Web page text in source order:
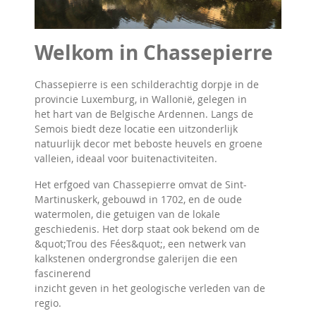
Welkom in Chassepierre
Chassepierre is een schilderachtig dorpje in de
provincie Luxemburg, in Wallonië, gelegen in
het hart van de Belgische Ardennen. Langs de
Semois biedt deze locatie een uitzonderlijk
natuurlijk decor met beboste heuvels en groene
valleien, ideaal voor buitenactiviteiten.
Het erfgoed van Chassepierre omvat de Sint-
Martinuskerk, gebouwd in 1702, en de oude
watermolen, die getuigen van de lokale
geschiedenis. Het dorp staat ook bekend om de
&quot;Trou des Fées&quot;, een netwerk van
kalkstenen ondergrondse galerijen die een
fascinerend
inzicht geven in het geologische verleden van de
regio.